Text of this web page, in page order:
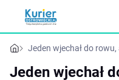
Jeden wjechał do
Jeden wjechał